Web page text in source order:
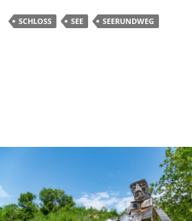
SCHLOSS SEE SEERUNDWEG